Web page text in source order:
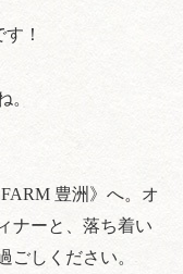
！
。
豊洲》へ。オ
ナーと、落ち着い
ごしください。